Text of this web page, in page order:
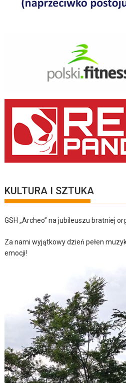
KULTURA I SZTUKA
GSH „Archeo” na jubileuszu bratniej
Za nami wyjątkowy dzień pełen
emocji!